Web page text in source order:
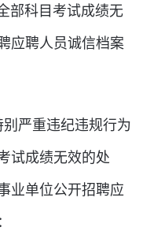
部科目考试成绩无
应聘人员诚信档案
严重违纪违规行为
试成绩无效的处
业单位公开招聘应